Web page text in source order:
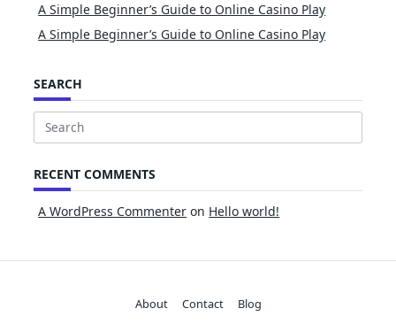
A Simple Beginner’s Guide to Online Casino Play
A Simple Beginner’s Guide to Online Casino Play
SEARCH
Search
RECENT COMMENTS
A WordPress Commenter on Hello world!
About Contact Blog